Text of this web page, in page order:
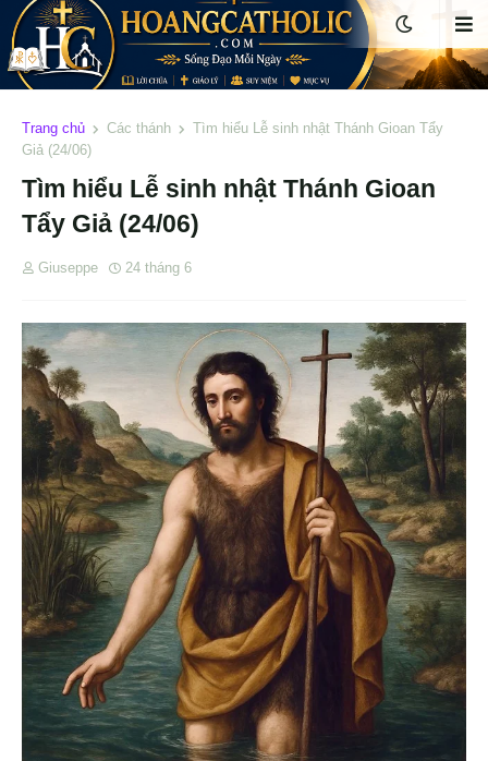
Trang chủ Các thánh
Tìm hiểu Lễ sinh nhật Thánh Gioan Tẩy
Giả (24/06)
Tìm hiểu Lễ sinh nhật Thánh Gioan
Tẩy Giả (24/06)
Giuseppe 24 tháng 6